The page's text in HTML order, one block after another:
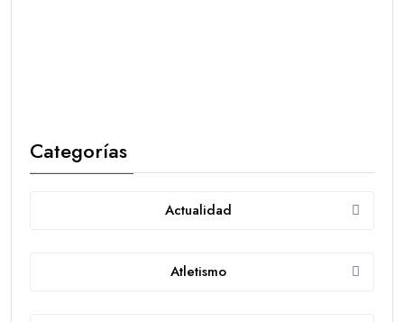
Categorías
Actualidad
Atletismo